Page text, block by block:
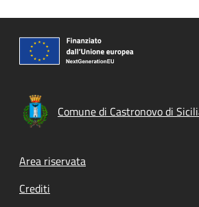
Comune di Castronovo di
Footer menu
Area riservata
Crediti